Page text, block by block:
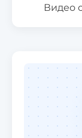
Видео